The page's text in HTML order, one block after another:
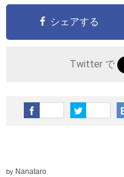
シェアする
Twitter で
by Nanataro